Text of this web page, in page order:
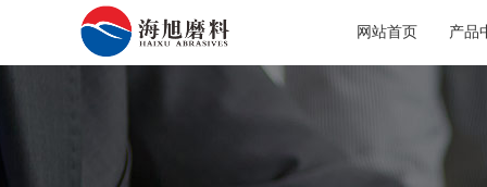
网站首页 产品